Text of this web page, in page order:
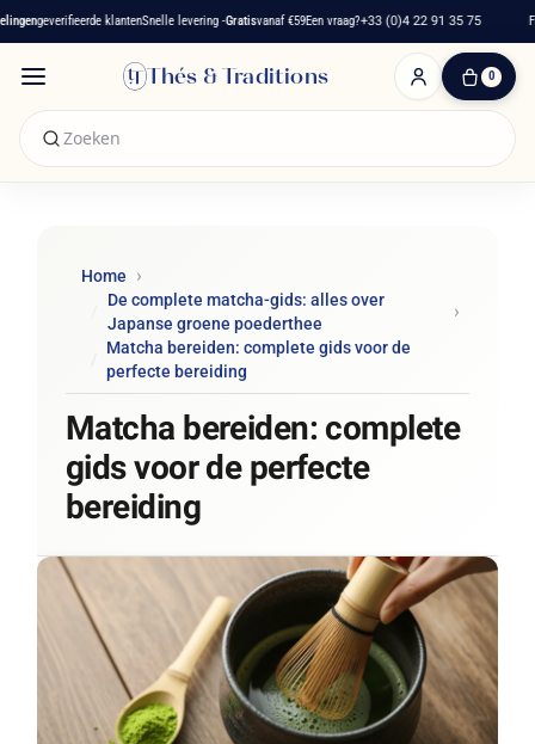
geverifieerde klanten Snelle levering -Gratisvanaf €59Een vraag?+33 (0)4 22 91 35 75
Thés & Traditions 0
0
Home
De complete matcha-gids: alles over
Japanse groene poederthee
Matcha bereiden: complete gids voor de
perfecte bereiding
Matcha bereiden: complete
gids voor de perfecte
bereiding